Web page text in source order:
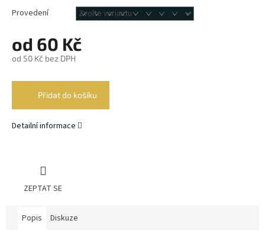
od 60 Kč
od 50 Kč bez DPH
Provedení
Přidat do košíku
Detailní informace
ZEPTAT SE
Popis Diskuze